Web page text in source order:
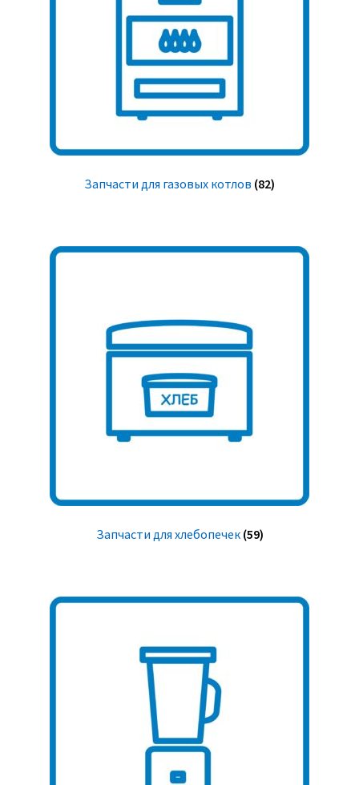
Запчасти для газовых котлов (82)
Запчасти для хлебопечек (59)